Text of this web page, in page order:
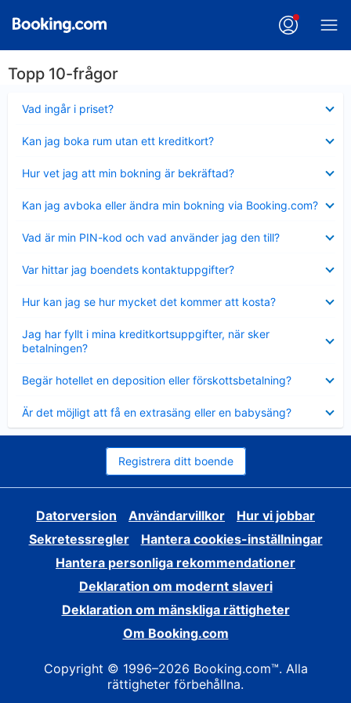
Topp 10-frågor
Vad ingår i priset?
mindre
Kan jag boka rum utan ett kreditkort?
mindre
Hur vet jag att min bokning är bekräftad?
mindre
Kan jag avboka eller ändra min bokning via Booking.com?
mindre
Vad är min PIN-kod och vad använder jag den till?
mindre
Var hittar jag boendets kontaktuppgifter?
mindre
Hur kan jag se hur mycket det kommer att kosta?
mindre
Jag har fyllt i mina kreditkortsuppgifter, när sker
betalningen?
mindre
Begär hotellet en deposition eller förskottsbetalning?
mindre
Är det möjligt att få en extrasäng eller en babysäng?
mindre
Registrera ditt boende
Datorversion Användarvillkor
Hur vi jobbar
Sekretessregler
Hantera cookies-inställningar
Hantera personliga rekommendationer
Deklaration om modernt slaveri
Deklaration om mänskliga rättigheter
Om Booking.com
Copyright © 1996–2026 Booking.com™. Alla
rättigheter förbehållna.